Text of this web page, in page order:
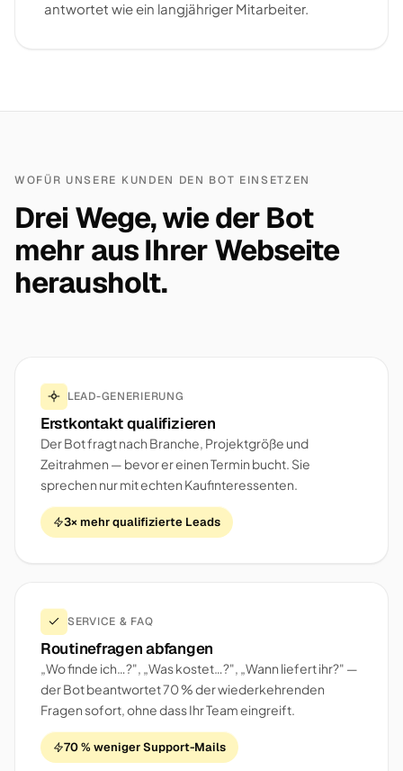
antwortet wie ein langjähriger Mitarbeiter.
WOFÜR UNSERE KUNDEN DEN BOT EINSETZEN
Drei Wege, wie der Bot
mehr aus Ihrer Webseite
herausholt.
LEAD-GENERIERUNG
Erstkontakt qualifizieren
Der Bot fragt nach Branche, Projektgröße und
Zeitrahmen — bevor er einen Termin bucht. Sie
sprechen nur mit echten Kaufinteressenten.
3× mehr qualifizierte Leads
SERVICE & FAQ
Routinefragen abfangen
„Wo finde ich…?", „Was kostet…?", „Wann liefert ihr?" —
der Bot beantwortet 70 % der wiederkehrenden
Fragen sofort, ohne dass Ihr Team eingreift.
70 % weniger Support-Mails